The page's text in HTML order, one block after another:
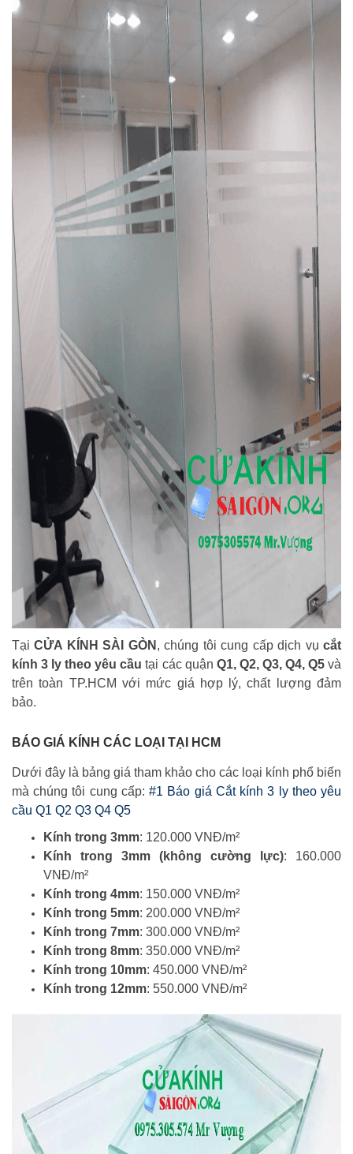
TạiCỬA KÍNH SÀI GÒN , chúng tôi cung cấp dịch vụcắt
kính 3 ly theo yêu cầu tại các quận Q1, Q2, Q3, Q4, Q5và
trên toàn TP.HCM với mức giá hợp lý, chất lượng đảm
bảo.
BÁO GIÁ KÍNH CÁC LOẠI TẠI HCM
Dưới đây là bảng giá tham khảo cho các loại kính phổ biến
mà chúng tôi cung cấp:#1 Báo giá Cắt kính 3 ly theo yêu
cầu Q1 Q2 Q3 Q4 Q5
Kính trong 3mm: 120.000 VNĐ/m²
Kính trong 3mm (không cường lực): 160.000
VNĐ/m²
Kính trong 4mm: 150.000 VNĐ/m²
Kính trong 5mm: 200.000 VNĐ/m²
Kính trong 7mm: 300.000 VNĐ/m²
Kính trong 8mm: 350.000 VNĐ/m²
Kính trong 10mm: 450.000 VNĐ/m²
Kính trong 12mm: 550.000 VNĐ/m²